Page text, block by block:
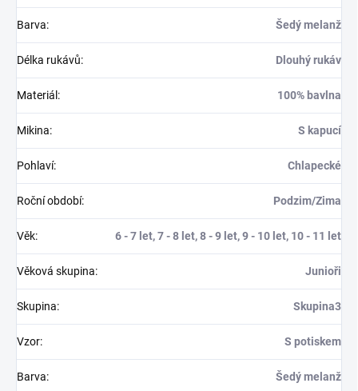
Barva: Šedý melanž
Délka rukávů: Dlouhý rukáv
Materiál : 100% bavlna
Mikina: S kapucí
Pohlaví: Chlapecké
Roční období: Podzim/Zima
Věk: 6 - 7 let, 7 - 8 let, 8 - 9 let, 9 - 10 let, 10 - 11 let
Věková skupina: Junioři
Skupina: Skupina3
Vzor: S potiskem
Barva: Šedý melanž